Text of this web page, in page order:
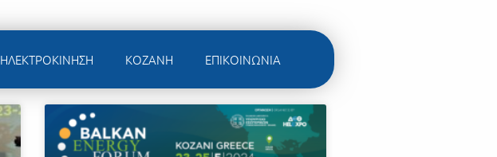
ΗΛΕΚΤΡΟΚΙΝΗΣΗ ΚΟΖΑΝΗ ΕΠΙΚΟΙΝΩΝΙΑ